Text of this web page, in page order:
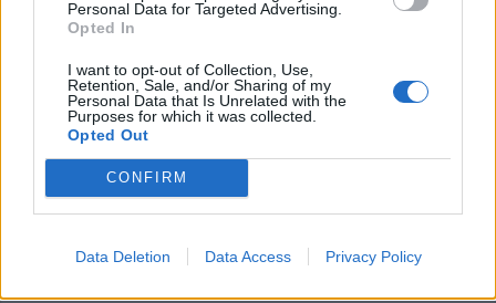
Personal Data for Targeted Advertising.
Opted In
I want to opt-out of Collection, Use,
Retention, Sale, and/or Sharing of my
Personal Data that Is Unrelated with the
Purposes for which it was collected.
Opted Out
CONFIRM
Data Deletion Data Access Privacy Policy
di VareseNews.it, che rimane autonoma e indipendente. I messaggi inclusi nei
commenti non sono testi giornalistici, ma post inviati dai singoli lettori che
possono essere automaticamente pubblicati senza filtro preventivo. I commenti